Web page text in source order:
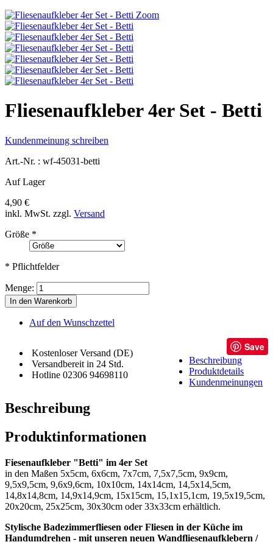
Zoom
Fliesenaufkleber 4er Set - Betti
Kundenmeinung schreiben
Art.-Nr. : wf-45031-betti
Auf Lager
4,90 €
inkl. MwSt. zzgl. Versand
Größe *
* Pflichtfelder
Menge:
In den Warenkorb
Auf den Wunschzettel
Kostenloser Versand (DE)
Versandbereit in 24 Std.
Hotline 02306 94698110
Save
Beschreibung
Produktdetails
Kundenmeinungen
Beschreibung
Produktinformationen
Fiesenaufkleber "Betti" im 4er Set
in den Maßen 5x5cm, 6x6cm, 7x7cm, 7,5x7,5cm, 9x9cm,
9,5x9,5cm, 9,6x9,6cm, 10x10cm, 14x14cm, 14,5x14,5cm,
14,8x14,8cm, 14,9x14,9cm, 15x15cm, 15,1x15,1cm, 19,5x19,5cm,
20x20cm, 25x25cm, 30x30cm oder 33x33cm erhältlich.
Stylische Badezimmerfliesen oder Fliesen in der Küche im
Handumdrehen - mit unseren neuen Wandfliesenaufklebern /